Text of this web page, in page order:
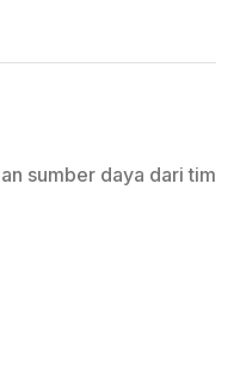
sumber daya dari tim